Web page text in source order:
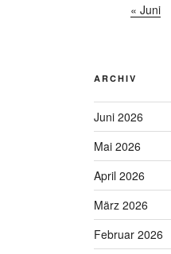
« Juni
ARCHIV
Juni 2026
Mai 2026
April 2026
März 2026
Februar 2026